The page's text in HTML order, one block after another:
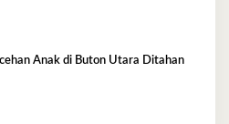
Anak di Buton Utara Ditahan